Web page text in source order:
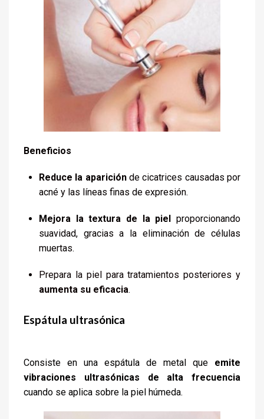
Beneficios
Reduce la aparición de cicatrices causadas por
acné y las líneas finas de expresión.
Mejora la textura de la piel
proporcionando
suavidad, gracias a la eliminación de células
muertas.
Prepara la piel para tratamientos posteriores y
aumenta su eficacia.
Espátula ultrasónica
Consiste en una espátula de metal que emite
vibraciones ultrasónicas
de alta frecuencia
cuando se aplica sobre la piel húmeda.